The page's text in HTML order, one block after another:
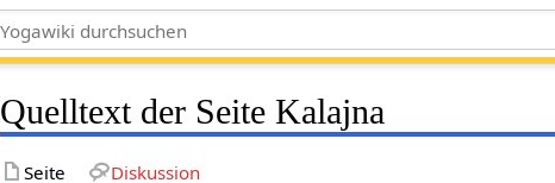
Quelltext der Seite Kalajna
Seite Diskussion